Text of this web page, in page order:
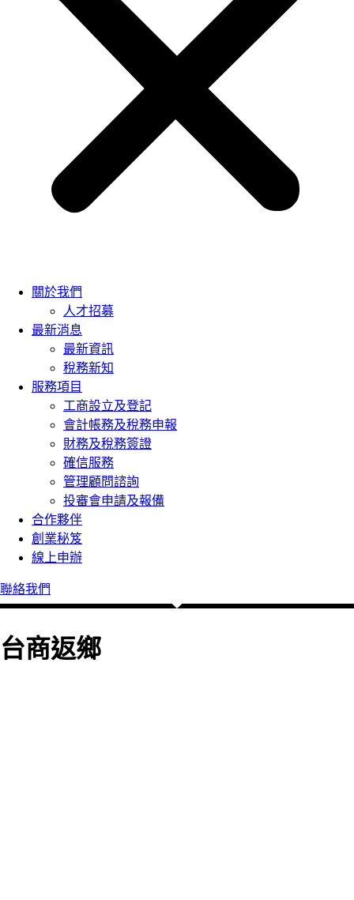
關於我們
人才招募
最新消息
最新資訊
稅務新知
服務項目
工商設立及登記
會計帳務及稅務申報
財務及稅務簽證
確信服務
管理顧問諮詢
投審會申請及報備
合作夥伴
創業秘笈
線上申辦
聯絡我們
台商返鄉